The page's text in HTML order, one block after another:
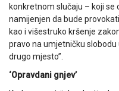
konkretnom slučaju – koji se
namijenjen da bude
kao i višestruko kršenje
pravo na umjetničku
drugo mjesto”.
‘Opravdani gnjev’